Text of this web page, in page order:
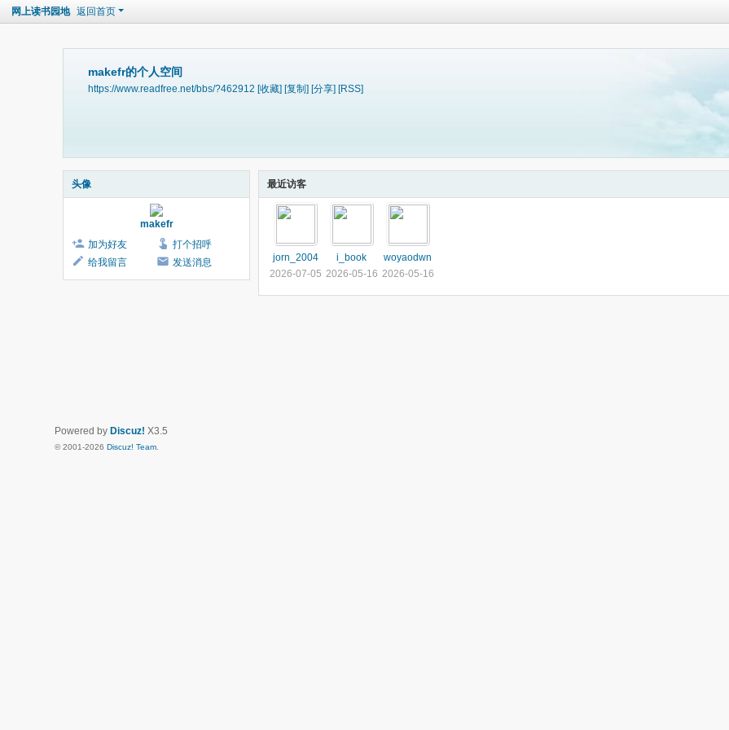
网上读书园地 返回首页
makefr的个人空间
https://www.readfree.net/bbs/?462912 [收藏] [复制] [分享] [RSS]
头像
makefr
加为好友
打个招呼
给我留言
发送消息
最近访客
jorn_2004
2026-07-05
i_book
2026-05-16
woyaodwn
2026-05-16
Powered by Discuz! X3.5
© 2001-2026 Discuz! Team